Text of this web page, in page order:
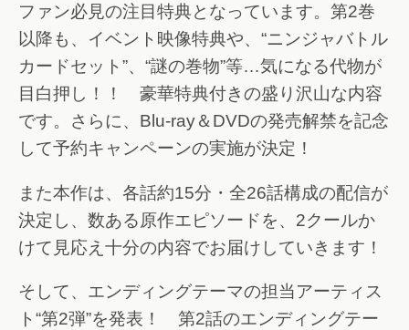
ファン必見の注目特典となっています。第2巻
以降も、イベント映像特典や、“ニンジャバトル
カードセット”、“謎の巻物”等…気になる代物が
目白押し！！ 豪華特典付きの盛り沢山な内容
です。さらに、Blu-ray＆DVDの発売解禁を記念
して予約キャンペーンの実施が決定！
また本作は、各話約15分・全26話構成の配信が
決定し、数ある原作エピソードを、2クールか
けて見応え十分の内容でお届けしていきます！
そして、エンディングテーマの担当アーティス
ト“第2弾”を発表！ 第2話のエンディングテー